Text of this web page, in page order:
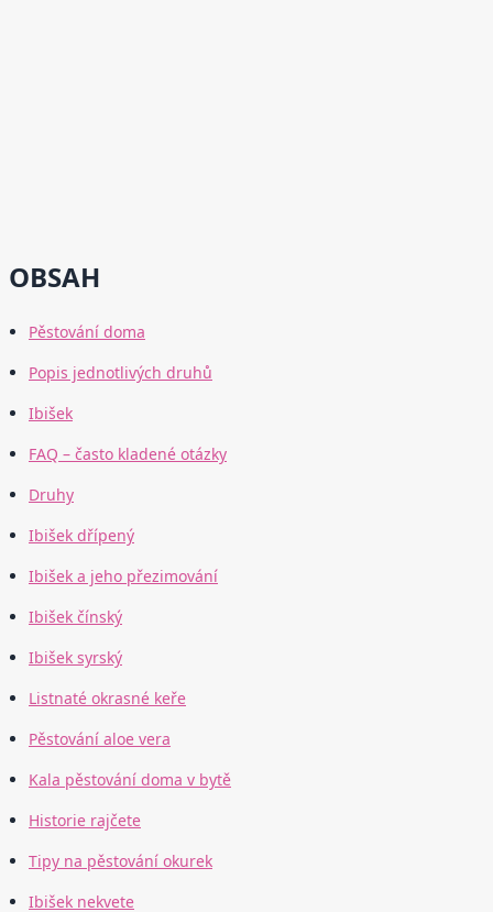
OBSAH
Pěstování doma
Popis jednotlivých druhů
Ibišek
FAQ – často kladené otázky
Druhy
Ibišek dřípený
Ibišek a jeho přezimování
Ibišek čínský
Ibišek syrský
Listnaté okrasné keře
Pěstování aloe vera
Kala pěstování doma v bytě
Historie rajčete
Tipy na pěstování okurek
Ibišek nekvete